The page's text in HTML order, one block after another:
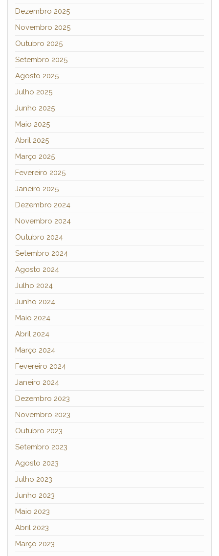
Dezembro 2025
Novembro 2025
Outubro 2025
Setembro 2025
Agosto 2025
Julho 2025
Junho 2025
Maio 2025
Abril 2025
Março 2025
Fevereiro 2025
Janeiro 2025
Dezembro 2024
Novembro 2024
Outubro 2024
Setembro 2024
Agosto 2024
Julho 2024
Junho 2024
Maio 2024
Abril 2024
Março 2024
Fevereiro 2024
Janeiro 2024
Dezembro 2023
Novembro 2023
Outubro 2023
Setembro 2023
Agosto 2023
Julho 2023
Junho 2023
Maio 2023
Abril 2023
Março 2023